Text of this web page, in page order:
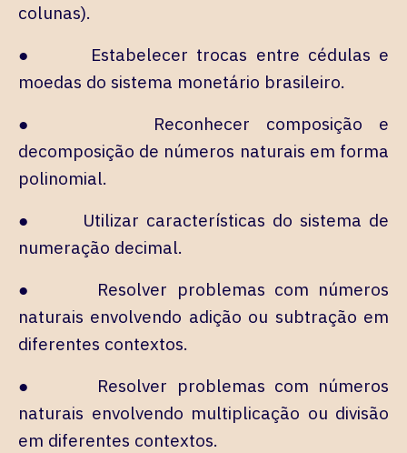
colunas).
● Estabelecer trocas entre cédulas e
moedas do sistema monetário brasileiro.
● Reconhecer composição e
decomposição de números naturais em forma
polinomial.
● Utilizar características do sistema de
numeração decimal.
● Resolver problemas com números
naturais envolvendo adição ou subtração em
diferentes contextos.
● Resolver problemas com números
naturais envolvendo multiplicação ou divisão
em diferentes contextos.